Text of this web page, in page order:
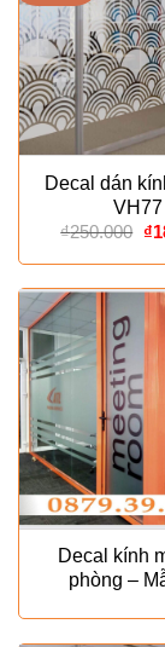
Decal dán
VH77
₫250.000
là:
₫
Decal kính
phòng –